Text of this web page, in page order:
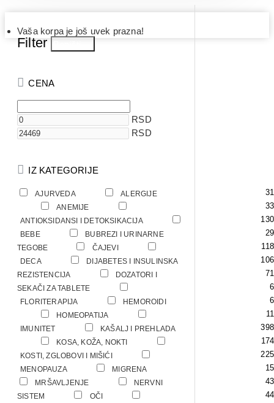
Vaša korpa je još uvek prazna!
Filter
CENA
RSD
RSD
IZ KATEGORIJE
AJURVEDA 31
ALERGIJE
26
ANEMIJE 33
ANTIOKSIDANSI I DETOKSIKACIJA 130
BEBE 29
BUBREZI I URINARNE
TEGOBE
90
ČAJEVI 118
DECA 106
DIJABETES I INSULINSKA
REZISTENCIJA
71
DOZATORI I
SEKAČI ZA TABLETE
6
FLORITERAPIJA 6
HEMOROIDI
11
HOMEOPATIJA 1
IMUNITET 398
KAŠALJ I PREHLADA
119
KOSA, KOŽA, NOKTI 74
KOSTI, ZGLOBOVI I MIŠIĆI 225
MENOPAUZA 52
MIGRENA 15
MRŠAVLJENJE 43
NERVNI
SISTEM
67
OČI 44